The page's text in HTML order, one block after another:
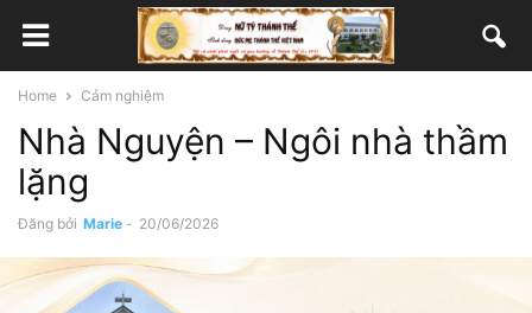
Home Cảm nghiệm
Nhà Nguyện – Ngôi nhà thầm
lặng
Đăng bởi Marie - 20/06/2026